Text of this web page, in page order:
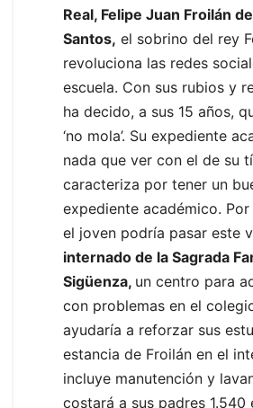
Real, Felipe Juan Froilán
Santos, el sobrino del rey
revoluciona las redes
escuela. Con sus rubios y
ha decido, a sus 15 años,
‘no mola’. Su expediente
nada que ver con el de su
caracteriza por tener un
expediente académico.
el joven podría pasar este
internado de la Sagrada
Sigüenza, un centro para
con problemas en el
ayudaría a reforzar sus
estancia de Froilán en el
incluye manutención y
costará a sus padres 1.540